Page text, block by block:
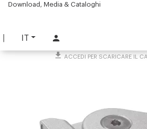
IT
Download, Media & Cataloghi
ACCEDI PER SCARICARE IL